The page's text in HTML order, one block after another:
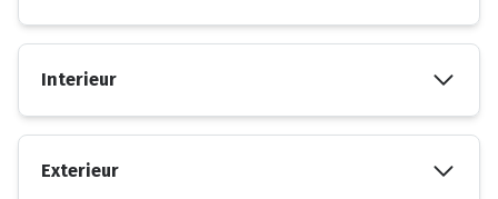
Interieur
Exterieur